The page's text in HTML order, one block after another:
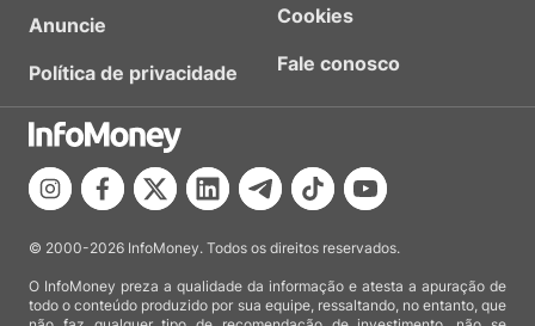
Anuncie
Política de privacidade
Cookies
Fale conosco
© 2000-2026 InfoMoney. Todos os direitos reservados.
O InfoMoney preza a qualidade da informação e atesta a apuração de
todo o conteúdo produzido por sua equipe, ressaltando, no entanto, que